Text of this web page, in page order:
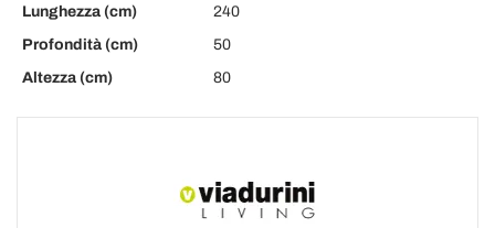
Lunghezza (cm)
240
Profondità (cm)
50
Altezza (cm)
80